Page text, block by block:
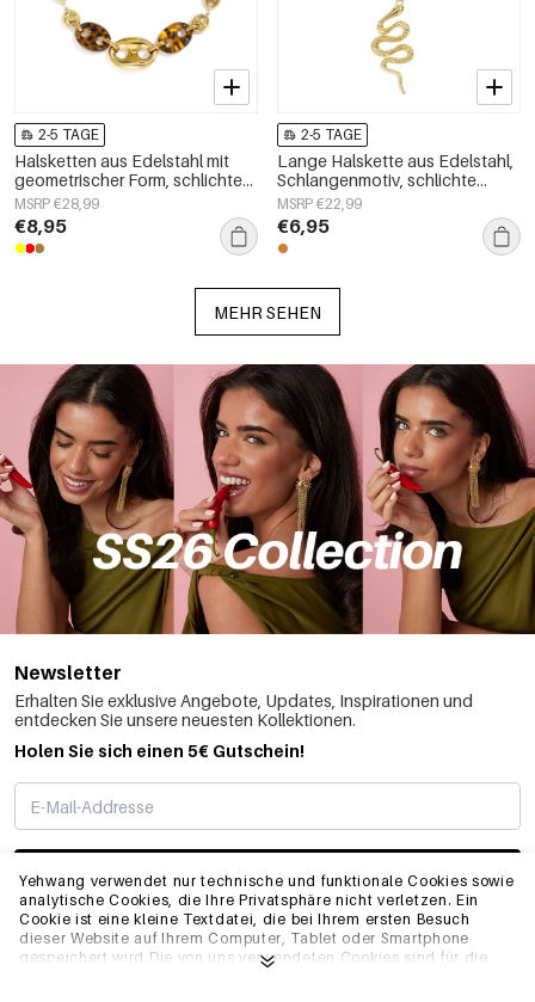
Yehwang verwendet nur technische und funktionale Cookies sowie
analytische Cookies, die Ihre Privatsphäre nicht verletzen. Ein
Cookie ist eine kleine Textdatei, die bei Ihrem ersten Besuch
dieser Website auf Ihrem Computer, Tablet oder Smartphone
gespeichert wird.Die von uns verwendeten Cookies sind für die
2-5 TAGE
Halsketten aus Edelstahl mit
geometrischer Form, schlichte
Alltags-Serie, Damenschmuck
MSRP €28,99
€8,95
2-5 TAGE
Lange Halskette aus Edelstahl,
Schlangenmotiv, schlichte
Alltags-Serie, Damenschmuck
MSRP €22,99
€6,95
MEHR SEHEN
Newsletter
Erhalten Sie exklusive Angebote, Updates, Inspirationen und
entdecken Sie unsere neuesten Kollektionen.
Holen Sie sich einen 5€ Gutschein!
ABONNIEREN
INFO